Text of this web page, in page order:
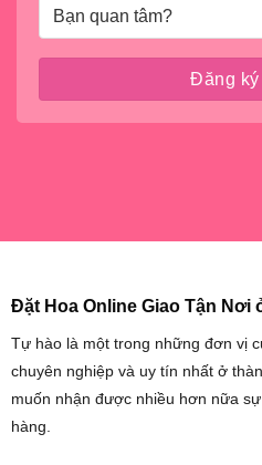
Đặt Hoa Online Giao Tận Nơi
Tự hào là một trong những đơn vị
chuyên nghiệp và uy tín nhất ở
muốn nhận được nhiều hơn nữa
hàng.